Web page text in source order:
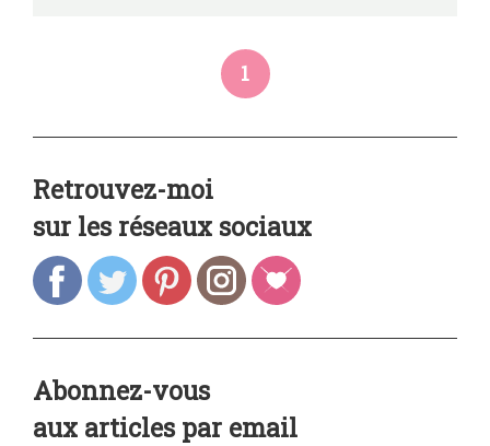
1
Retrouvez-moi
sur les réseaux sociaux
Abonnez-vous
aux articles par email